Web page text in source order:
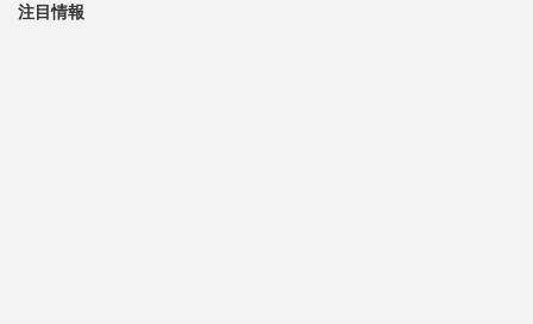
注目情報